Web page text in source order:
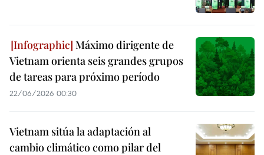
Máximo dirigente de
Vietnam orienta seis grandes grupos
de tareas para próximo período
22/06/2026 00:30
Vietnam sitúa la adaptación al
cambio climático como pilar del